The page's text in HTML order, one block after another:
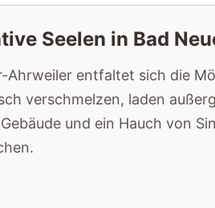
Seelen in Bad
Ahrweiler entfaltet sich die
verschmelzen, laden
und ein Hauch von